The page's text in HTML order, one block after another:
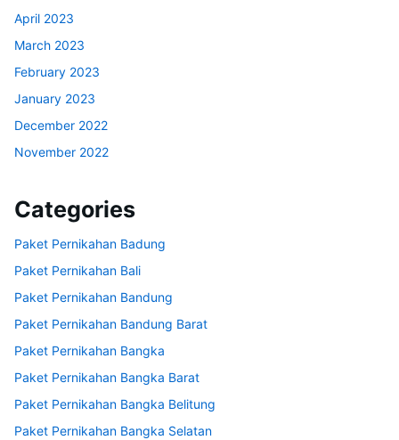
April 2023
March 2023
February 2023
January 2023
December 2022
November 2022
Categories
Paket Pernikahan Badung
Paket Pernikahan Bali
Paket Pernikahan Bandung
Paket Pernikahan Bandung Barat
Paket Pernikahan Bangka
Paket Pernikahan Bangka Barat
Paket Pernikahan Bangka Belitung
Paket Pernikahan Bangka Selatan